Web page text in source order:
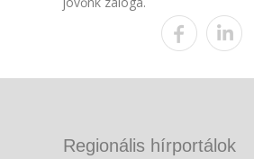
Regionális hírportálok